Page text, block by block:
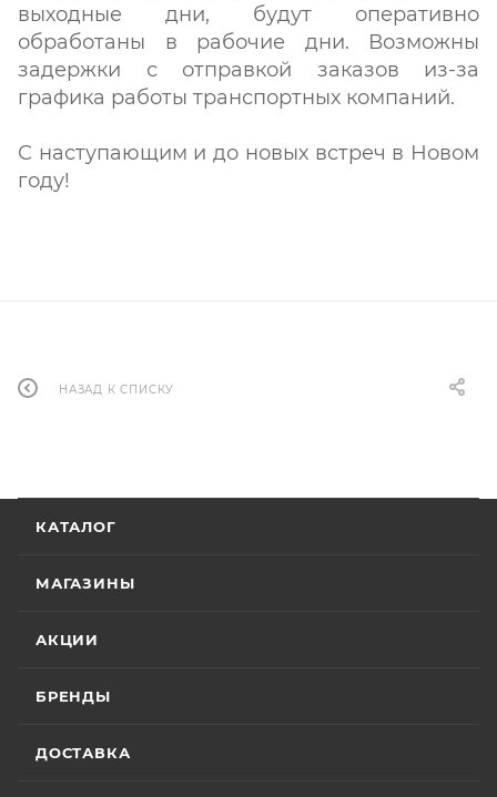
выходные дни, будут оперативно
обработаны в рабочие дни. Возможны
задержки с отправкой заказов из-за
графика работы транспортных компаний.
С наступающим и до новых встреч в Новом
году!
НАЗАД К СПИСКУ
КАТАЛОГ
МАГАЗИНЫ
АКЦИИ
БРЕНДЫ
ДОСТАВКА